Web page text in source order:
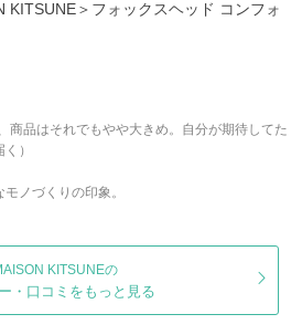
KITSUNE＞フォックスヘッド コンフォ
商品はそれでもやや大きめ。自分が期待してた
）
ノづくりの印象。
KITSUNEの
・口コミをもっと見る